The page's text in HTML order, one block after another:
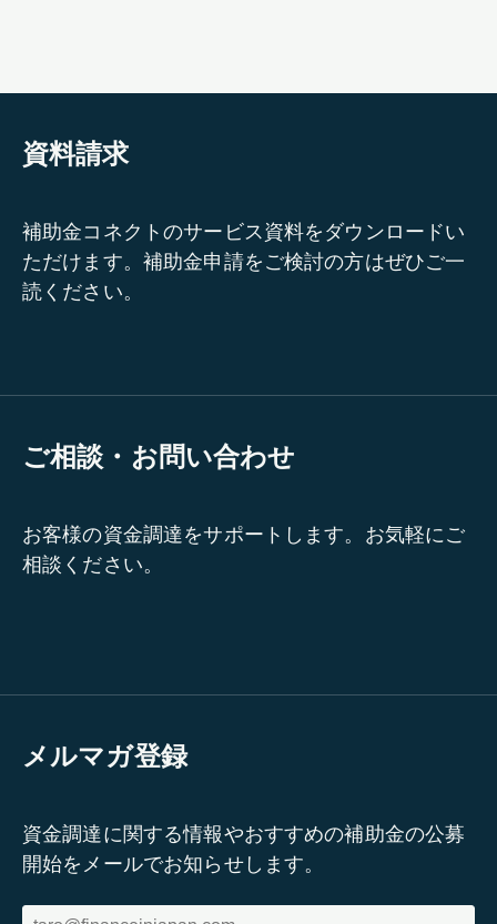
資料請求
補助金コネクトのサービス資料をダウンロードい
ただけます。補助金申請をご検討の方はぜひご一
読ください。
ご相談・お問い合わせ
お客様の資金調達をサポートします。お気軽にご
相談ください。
メルマガ登録
資金調達に関する情報やおすすめの補助金の公募
開始をメールでお知らせします。